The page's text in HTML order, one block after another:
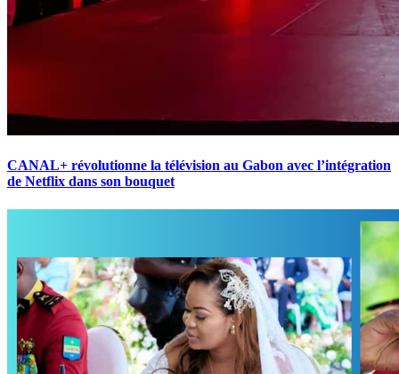
CANAL+ révolutionne la télévision au Gabon avec l’intégration
de Netflix dans son bouquet